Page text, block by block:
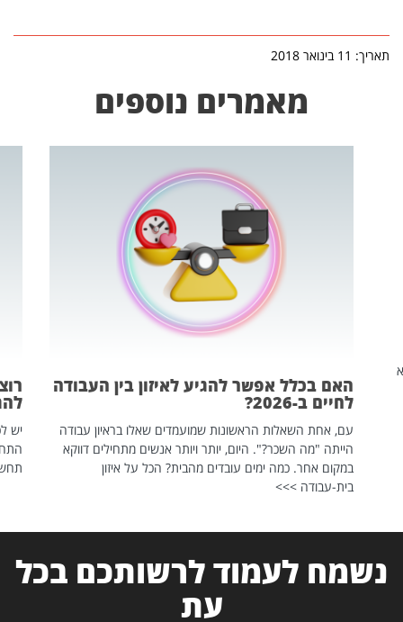
תאריך: 11 בינואר 2018
מאמרים נוספים
האם בכלל אפשר להגיע לאיזון בין העבודה
לחיים ב-2026?
עם, אחת השאלות הראשונות שמועמדים שאלו בראיון עבודה
הייתה "מה השכר?". היום, יותר ויותר אנשים מתחילים דווקא
במקום אחר. כמה ימים עובדים מהבית? הכל על איזון
בית-עבודה >>>
יש
נשמח לעמוד לרשותכם בכל
עת